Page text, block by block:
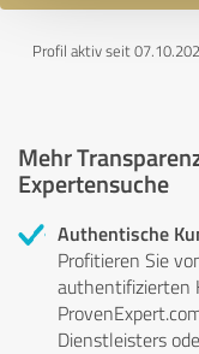
Profil aktiv seit
Mehr
Expertensuche
Authentische
Profitieren Sie
authentifizierten
Dienstleisters